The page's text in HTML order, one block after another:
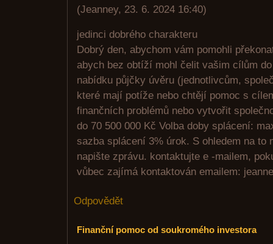
(Jeanney, 23. 6. 2024 16:40)
jedinci dobrého charakteru
Dobrý den, abychom vám pomohli
abych bez obtíží mohl čelit vašim cílům
nabídku půjčky úvěru (jednotlivcům,
které mají potíže nebo chtějí pomoc s
finančních problémů nebo vytvořit
do 70 500 000 Kč Volba doby splácení:
sazba splácení 3% úrok. S ohledem na to
napište zprávu. kontaktujte e -mailem,
vůbec zajímá kontaktován emailem:
Odpovědět
Finanční pomoc od soukromého investora